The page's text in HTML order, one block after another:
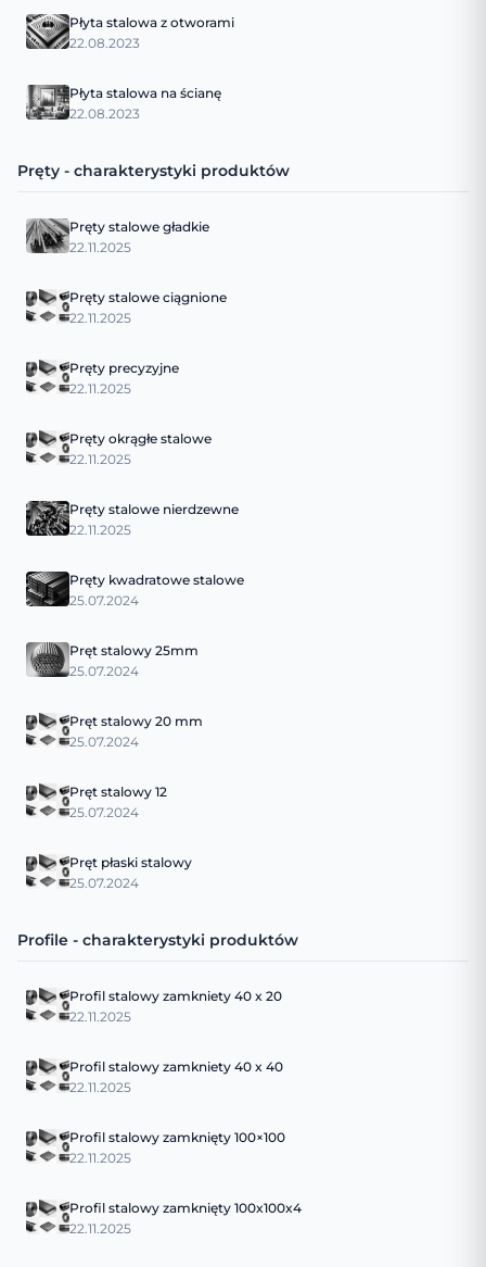
Płyta stalowa z otworami
22.08.2023
Płyta stalowa na ścianę
22.08.2023
Pręty - charakterystyki produktów
Pręty stalowe gładkie
22.11.2025
Pręty stalowe ciągnione
22.11.2025
Pręty precyzyjne
22.11.2025
Pręty okrągłe stalowe
22.11.2025
Pręty stalowe nierdzewne
22.11.2025
Pręty kwadratowe stalowe
25.07.2024
Pręt stalowy 25mm
25.07.2024
Pręt stalowy 20 mm
25.07.2024
Pręt stalowy 12
25.07.2024
Pręt płaski stalowy
25.07.2024
Profile - charakterystyki produktów
Profil stalowy zamkniety 40 x 20
22.11.2025
Profil stalowy zamkniety 40 x 40
22.11.2025
Profil stalowy zamknięty 100×100
22.11.2025
Profil stalowy zamknięty 100x100x4
22.11.2025